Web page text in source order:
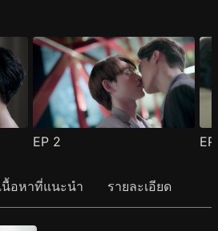
EP 2
นื้อหาที่แนะนำ รายละเอียด